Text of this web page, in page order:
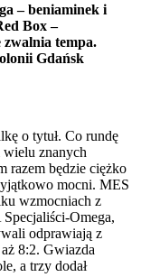
– beniaminek i
Box –
tempa.
Gdańsk
o tytuł. Co rundę
wielu znanych
razem będzie ciężko
mocni. MES
wzmocniach z
Omega,
odprawiają z
8:2. Gwiazda
a trzy dodał